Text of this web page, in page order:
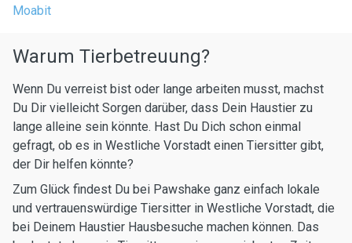
Moabit
Warum Tierbetreuung?
Wenn Du verreist bist oder lange arbeiten musst, machst
Du Dir vielleicht Sorgen darüber, dass Dein Haustier zu
lange alleine sein könnte. Hast Du Dich schon einmal
gefragt, ob es in Westliche Vorstadt einen Tiersitter gibt,
der Dir helfen könnte?
Zum Glück findest Du bei Pawshake ganz einfach lokale
und vertrauenswürdige Tiersitter in Westliche Vorstadt, die
bei Deinem Haustier Hausbesuche machen können. Das